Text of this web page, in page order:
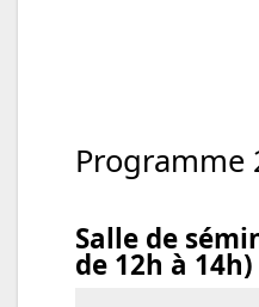
Programme
Salle de
de 12h à 14h)